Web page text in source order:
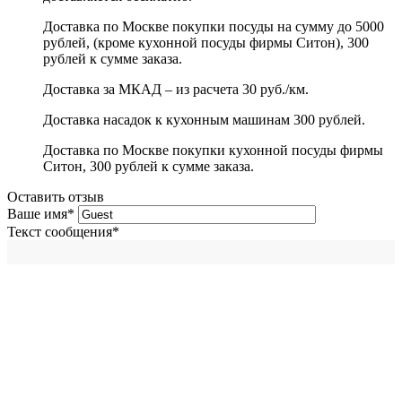
Доставка по Москве покупки посуды на сумму до 5000
рублей, (кроме кухонной посуды фирмы Ситон), 300
рублей к сумме заказа.
Доставка за МКАД – из расчета 30 руб./км.
Доставка насадок к кухонным машинам 300 рублей.
Доставка по Москве покупки кухонной посуды фирмы
Ситон, 300 рублей к сумме заказа.
Оставить отзыв
Ваше имя*
Текст сообщения*